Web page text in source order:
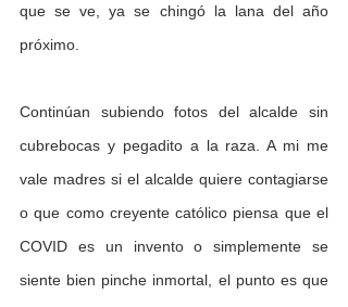
que se ve, ya se chingó la lana del año
próximo.
Continúan subiendo fotos del alcalde sin
cubrebocas y pegadito a la raza. A mi me
vale madres si el alcalde quiere contagiarse
o que como creyente católico piensa que el
COVID es un invento o simplemente se
siente bien pinche inmortal, el punto es que